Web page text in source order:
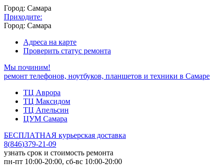
Город: Самара
Приходите:
Город: Самара
Адреса на карте
Проверить статус ремонта
Мы починим!
ремонт телефонов, ноутбуков, планшетов и техники в Самаре
ТЦ Аврора
ТЦ Максидом
ТЦ Апельсин
ЦУМ Самара
БЕСПЛАТНАЯ курьерская доставка
8(846)379-21-09
узнать срок и стоимость ремонта
пн-пт 10:00-20:00, сб-вс 10:00-20:00